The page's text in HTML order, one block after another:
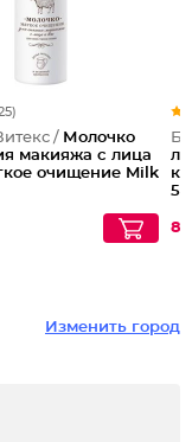
/ Молочко
макияжа с лица
очищение Milk
Изменить город